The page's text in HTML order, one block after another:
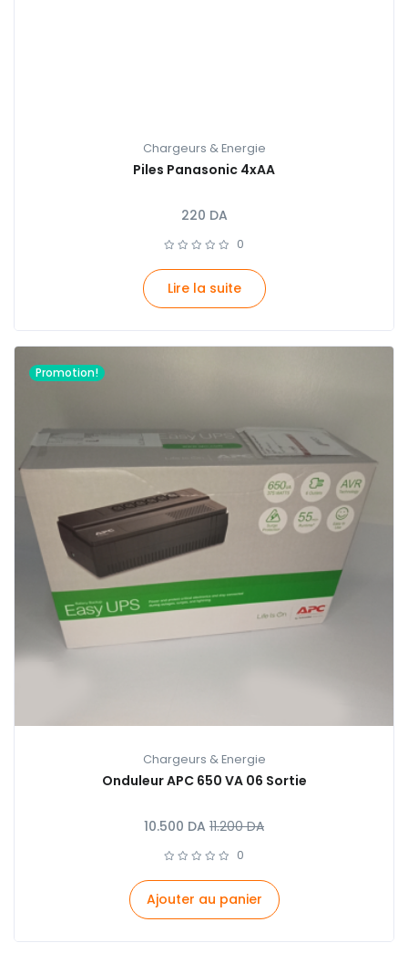
Chargeurs & Energie
Piles Panasonic 4xAA
220 DA
0
Lire la suite
Promotion!
Chargeurs & Energie
Onduleur APC 650 VA 06 Sortie
10.500 DA 11.200DA
0
Ajouter au panier